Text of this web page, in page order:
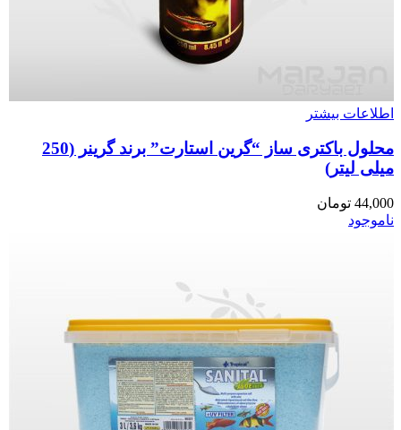
اطلاعات بیشتر
محلول باکتری ساز “گرین استارت” برند گرینر (250
میلی لیتر)
44,000 تومان
ناموجود